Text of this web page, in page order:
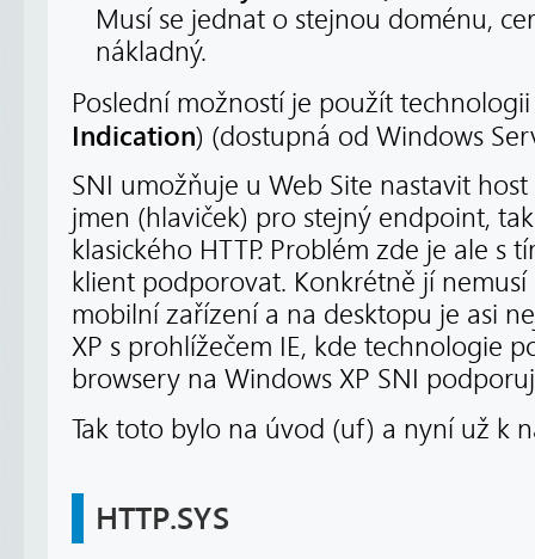
Musí se jednat o stejnou doménu,
nákladný.
Poslední možností je použít
Indication) (dostupná od Windows
SNI umožňuje u Web Site nastavit
jmen (hlaviček) pro stejný endpoint,
klasického HTTP. Problém zde je ale s
klient podporovat. Konkrétně jí
mobilní zařízení a na desktopu je asi
XP s prohlížečem IE, kde technologie
browsery na Windows XP SNI
Tak toto bylo na úvod (uf) a nyní už k
HTTP.SYS